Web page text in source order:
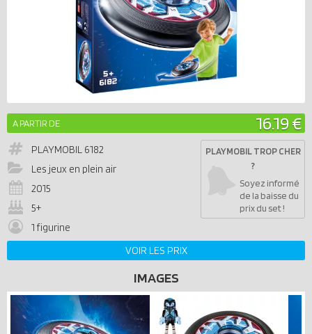
A PARTIR DE 16.19 €
PLAYMOBIL 6182
Les jeux en plein air
2015
5+
1 figurine
PLAYMOBIL TROP CHER
?
Soyez informé
de la baisse du
prix du set !
VOIR LES PRIX
IMAGES